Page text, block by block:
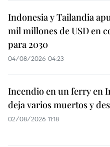
Indonesia y Tailandia
mil millones de USD en
para 2030
04/08/2026 04:23
Incendio en un ferry en
deja varios muertos y
02/08/2026 11:18